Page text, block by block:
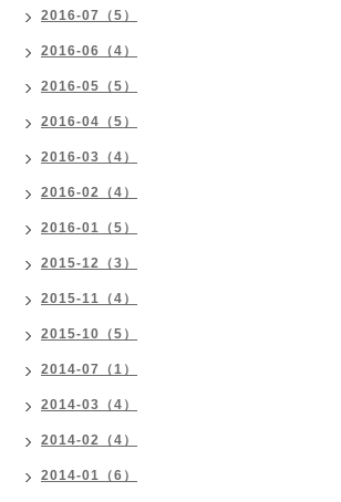
2016-07（5）
2016-06（4）
2016-05（5）
2016-04（5）
2016-03（4）
2016-02（4）
2016-01（5）
2015-12（3）
2015-11（4）
2015-10（5）
2014-07（1）
2014-03（4）
2014-02（4）
2014-01（6）